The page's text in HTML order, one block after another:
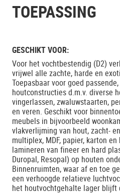
TOEPASSING
GESCHIKT VOOR:
Voor het vochtbestendig (D2)
vrijwel alle zachte, harde en
Toepasbaar voor goed
houtconstructies d.m.v. diverse
vingerlassen, zwaluwstaarten,
en veren. Geschikt voor
meubels in bijvoorbeeld
vlakverlijming van hout, zacht-
multiplex, MDF, papier, karton
lamineren van fineer en hard
Duropal, Resopal) op houten
Binnenruimten, waar af en toe
een verhoogde relatieve
het houtvochtgehalte lager blijft